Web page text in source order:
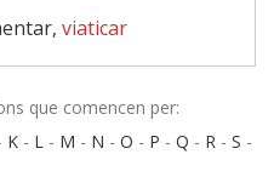
viaticar
que comencen per:
K - L - M - N - O - P - Q - R - S -